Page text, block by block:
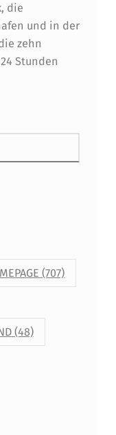
die
und in der
zehn
Stunden
(707)
(48)